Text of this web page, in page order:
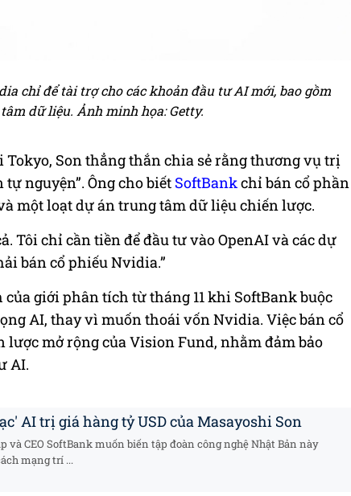
chỉ để tài trợ cho các khoản đầu tư AI mới, bao gồm
dữ liệu. Ảnh minh họa: Getty.
Son thẳng thắn chia sẻ rằng thương vụ trị
nguyện”. Ông cho biết SoftBankchỉ bán cổ phần
một loạt dự án trung tâm dữ liệu chiến lược.
Tôi chỉ cần tiền để đầu tư vào OpenAI và các dự
bán cổ phiếu Nvidia.”
giới phân tích từ tháng 11 khi SoftBank buộc
AI, thay vì muốn thoái vốn Nvidia. Việc bán cổ
mở rộng của Vision Fund, nhằm đảm bảo
AI.
AI trị giá hàng tỷ USD của Masayoshi Son
và CEO SoftBank muốn biến tập đoàn công nghệ Nhật Bản này
mạng trí ...